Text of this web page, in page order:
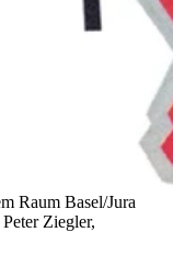
Raum Basel/Jura
Ziegler,